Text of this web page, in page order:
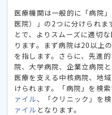
医療機関は一般的に「病院
医院）」の2つに分けられま
とで、よりスムーズに適切
ります。まず病院は20以上
を指します。さらに、先進
院、大学病院、企業立病院
医療を支える中核病院、地
けられます。「病院」を検
ァイル、「クリニック」を
ァイル となります。